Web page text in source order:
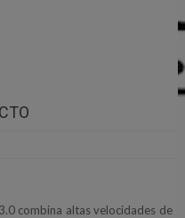
combina altas velocidades de